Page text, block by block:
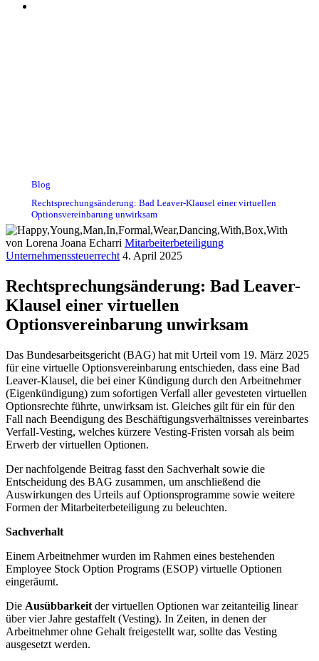
Blog
Rechtsprechungsänderung: Bad Leaver-Klausel einer virtuellen
Optionsvereinbarung unwirksam
von Lorena Joana Echarri Mitarbeiterbeteiligung
Unternehmenssteuerrecht 4. April 2025
Rechtsprechungsänderung: Bad Leaver-
Klausel einer virtuellen
Optionsvereinbarung unwirksam
Das Bundesarbeitsgericht (BAG) hat mit Urteil vom 19. März 2025
für eine virtuelle Optionsvereinbarung entschieden, dass eine Bad
Leaver-Klausel, die bei einer Kündigung durch den Arbeitnehmer
(Eigenkündigung) zum sofortigen Verfall aller gevesteten virtuellen
Optionsrechte führte, unwirksam ist. Gleiches gilt für ein für den
Fall nach Beendigung des Beschäftigungsverhältnisses vereinbartes
Verfall-Vesting, welches kürzere Vesting-Fristen vorsah als beim
Erwerb der virtuellen Optionen.
Der nachfolgende Beitrag fasst den Sachverhalt sowie die
Entscheidung des BAG zusammen, um anschließend die
Auswirkungen des Urteils auf Optionsprogramme sowie weitere
Formen der Mitarbeiterbeteiligung zu beleuchten.
Sachverhalt
Einem Arbeitnehmer wurden im Rahmen eines bestehenden
Employee Stock Option Programs (ESOP) virtuelle Optionen
eingeräumt.
Die Ausübbarkeit der virtuellen Optionen war zeitanteilig linear
über vier Jahre gestaffelt (Vesting). In Zeiten, in denen der
Arbeitnehmer ohne Gehalt freigestellt war, sollte das Vesting
ausgesetzt werden.